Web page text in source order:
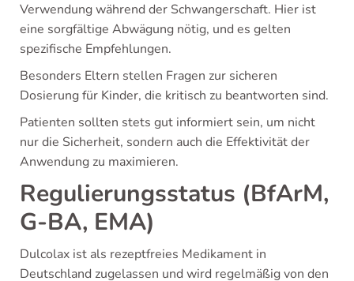
Verwendung während der Schwangerschaft. Hier ist
eine sorgfältige Abwägung nötig, und es gelten
spezifische Empfehlungen.
Besonders Eltern stellen Fragen zur sicheren
Dosierung für Kinder, die kritisch zu beantworten sind.
Patienten sollten stets gut informiert sein, um nicht
nur die Sicherheit, sondern auch die Effektivität der
Anwendung zu maximieren.
Regulierungsstatus (BfArM,
G-BA, EMA)
Dulcolax ist als rezeptfreies Medikament in
Deutschland zugelassen und wird regelmäßig von den